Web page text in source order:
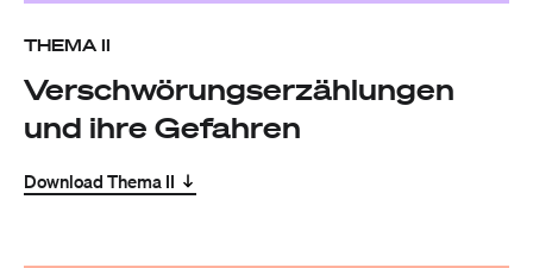
THEMA II
Verschwörungserzählungen
und ihre Gefahren
Download Thema II